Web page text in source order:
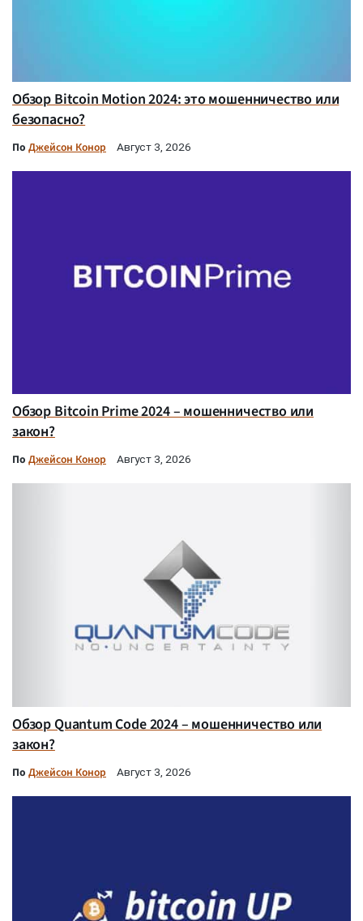
Обзор Bitcoin Motion 2024: это мошенничество или
безопасно?
По Джейсон Конор Август 3, 2026
Обзор Bitcoin Prime 2024 – мошенничество или
закон?
По Джейсон Конор Август 3, 2026
Обзор Quantum Code 2024 – мошенничество или
закон?
По Джейсон Конор Август 3, 2026